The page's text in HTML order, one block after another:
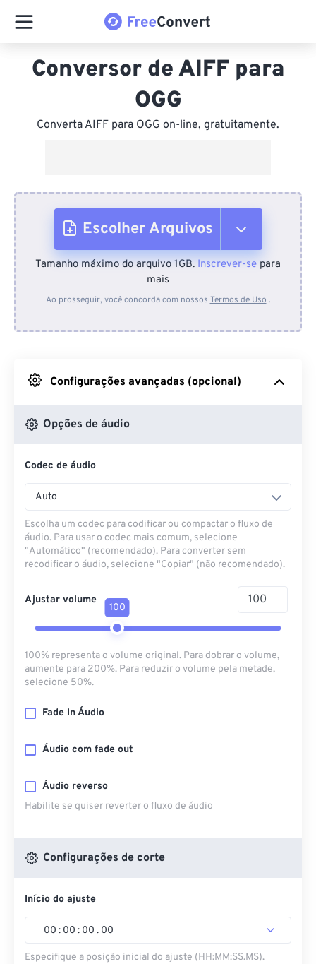
Conversor de AIFF para
OGG
Converta AIFF para OGG on-line, gratuitamente.
Escolher Arquivos
Do dispositivo
Do Google Drive
Do OneDrive
Tamanho máximo do arquivo 1GB. Inscrever-se para
mais
Ao prosseguir, você concorda com nossos Termos de Uso .
Configurações avançadas (opcional)
Opções de áudio
Codec de áudio
Auto
Escolha um codec para codificar ou compactar o fluxo de
áudio. Para usar o codec mais comum, selecione
"Automático" (recomendado). Para converter sem
recodificar o áudio, selecione "Copiar" (não recomendado).
Ajustar volume
100
100% representa o volume original. Para dobrar o volume,
aumente para 200%. Para reduzir o volume pela metade,
selecione 50%.
Fade In Áudio
Áudio com fade out
Áudio reverso
Habilite se quiser reverter o fluxo de áudio
Configurações de corte
Início do ajuste
00 : 00 : 00 . 00
Especifique a posição inicial do ajuste (HH:MM:SS.MS).